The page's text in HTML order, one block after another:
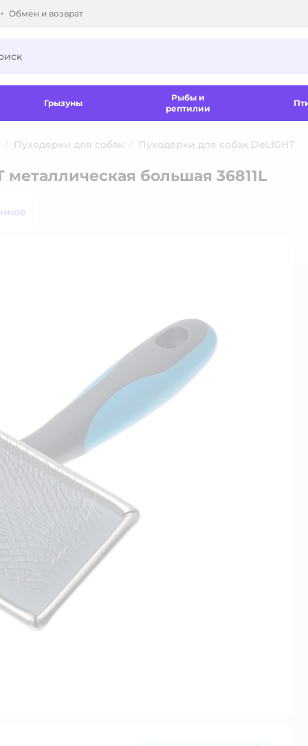
Обмен и возврат
Грызуны
Рыбы и
рептилии
Пуходерки для собак Пуходерки для собак DeLIGHT
большая 36811L